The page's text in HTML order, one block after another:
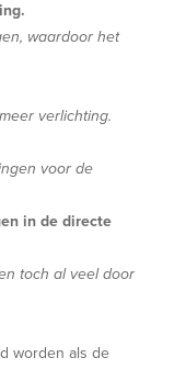
waardoor het
verlichting.
voor de
in de directe
toch al veel door
worden als de